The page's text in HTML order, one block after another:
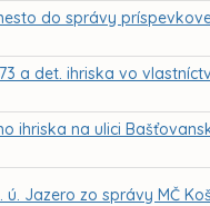
do správy
a det. ihriska vo
ihriska na ulici
Jazero zo správy MČ